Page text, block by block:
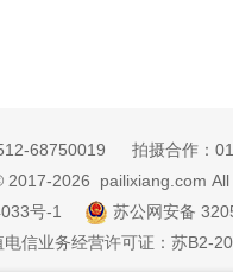
68750019 拍摄合作：
2017-2026 pailixiang.com
号-1
苏公网安备
电信业务经营许可证：苏B2-